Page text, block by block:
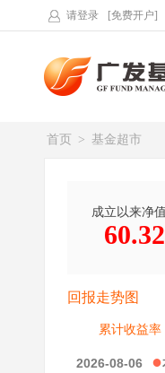
请登录 [免费开户]
首页 > 基金超市
成立以来净
回报走势图
累计收益率
2026-08-06 ●